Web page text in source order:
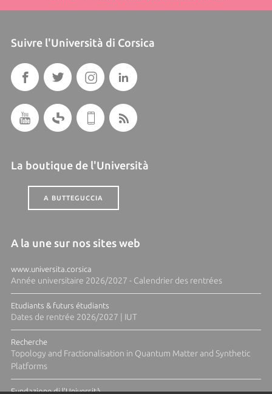
Suivre l'Università di Corsica
La boutique de l'Università
A BUTTEGUCCIA
A la une sur nos sites web
www.universita.corsica
Année universitaire 2026/2027 - Calendrier des rentrées
Etudiants & futurs étudiants
Dates de rentrée 2026/2027 | IUT
Recherche
Topology and Fractionalisation in Quantum Matter and Synthetic
Platforms
Fundazione di l'Università